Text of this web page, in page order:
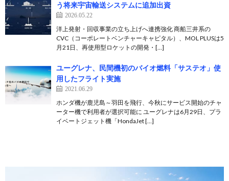
う将来宇宙輸送システムに追加出資
2026.05.22
洋上発射・回収事業の立ち上げへ連携強化 商船三井系の
CVC（コーポレートベンチャーキャピタル）、MOL PLUSは5
月21日、再使用型ロケットの開発・[…]
ユーグレナ、民間機初のバイオ燃料「サステオ」使
用したフライト実施
2021.06.29
ホンダ機が鹿児島～羽田を飛行、今秋にサービス開始のチャ
ーター機で利用者が選択可能に ユーグレナは6月29日、プラ
イベートジェット機「HondaJet […]